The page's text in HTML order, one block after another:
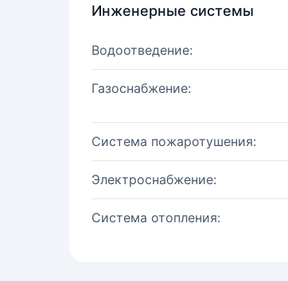
Инженерные системы
Водоотведение:
Газоснабжение:
Система пожаротушения:
Электроснабжение:
Система отопления: